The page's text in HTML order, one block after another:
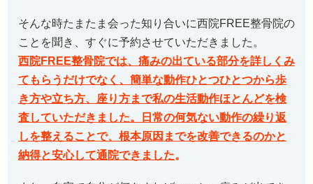
そんな時たまたま会った知り合いに西院FREE整骨院の
ことを聞き、すぐに予約させていただきました。
西院FREE整骨院では、痛みの出ている部分を詳しくみ
てもらうだけでなく、簡単な動作ひとつひとつから歩
き方や立ち方、座り方まで私の生活動作ほとんどを検
査していただきました。日常の何気ない動作の繰り返
しを整えることで、根本原因までを改善できるのかと
納得と安心して通院できました。